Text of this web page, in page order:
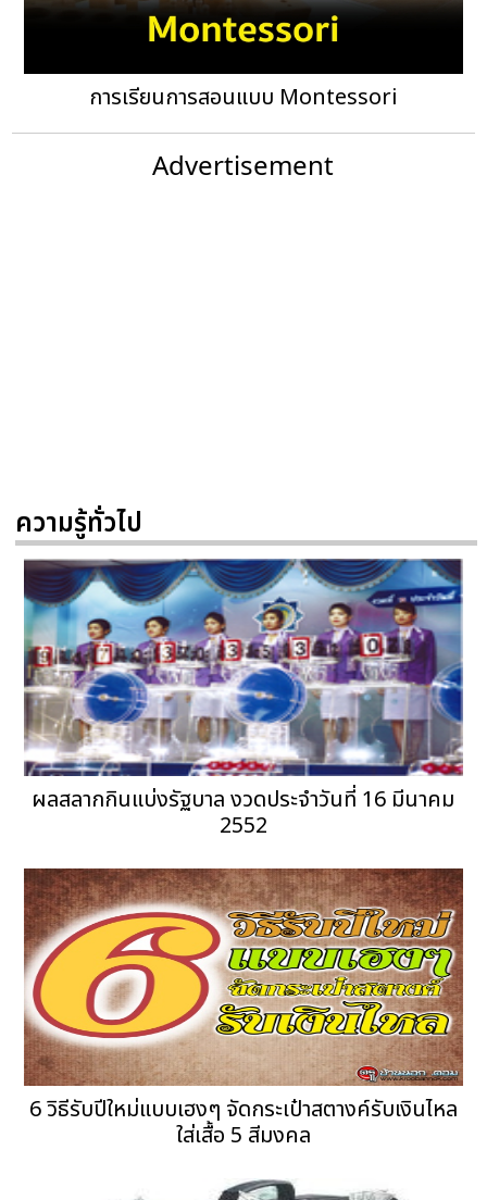
การเรียนการสอนแบบ Montessori
Advertisement
ความรู้ทั่วไป
ผลสลากกินแบ่งรัฐบาล งวดประจำวันที่ 16 มีนาคม
2552
6 วิธีรับปีใหม่แบบเฮงๆ จัดกระเป๋าสตางค์รับเงินไหล
ใส่เสื้อ 5 สีมงคล